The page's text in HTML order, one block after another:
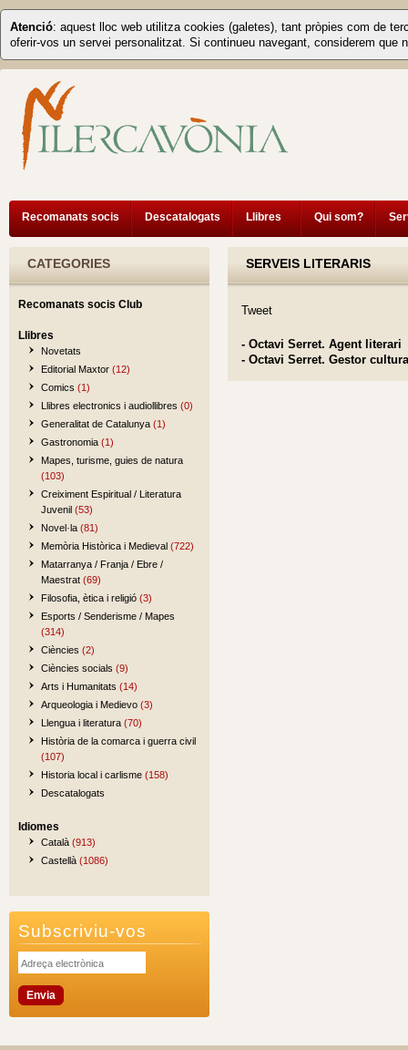
Atenció: aquest lloc web utilitza cookies (galetes), tant pròpies com de
oferir-vos un servei personalitzat. Si continueu navegant, considerem que
Recomanats socis Descatalogats Llibres Qui som?
CATEGORIES
Recomanats socis Club
Llibres
Novetats
Editorial Maxtor (12)
Comics (1)
Llibres electronics i audiollibres (0)
Generalitat de Catalunya (1)
Gastronomia (1)
Mapes, turisme, guies de natura
(103)
Creiximent Espiritual / Literatura
Juvenil (53)
Novel·la (81)
Memòria Històrica i Medieval (722)
Matarranya / Franja / Ebre /
Maestrat (69)
Filosofia, ètica i religió (3)
Esports / Senderisme / Mapes
(314)
Ciències (2)
Ciències socials (9)
Arts i Humanitats (14)
Arqueologia i Medievo (3)
Llengua i literatura (70)
Història de la comarca i guerra civil
(107)
Historia local i carlisme (158)
Descatalogats
Idiomes
Català (913)
Castellà (1086)
Subscriviu-vos
SERVEIS LITERARIS
Tweet
- Octavi Serret. Agent literari
- Octavi Serret. Gestor